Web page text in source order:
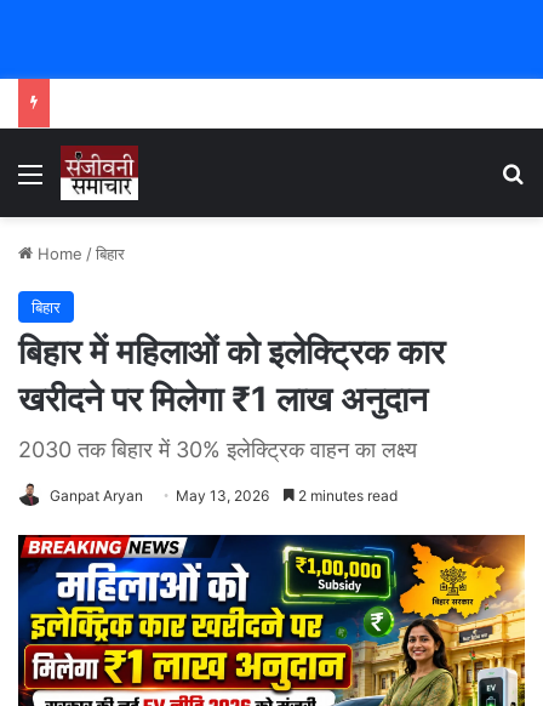
Menu
Home /बिहार
बिहार
बिहार में महिलाओं को इलेक्ट्रिक कार
खरीदने पर मिलेगा ₹1 लाख अनुदान
2030 तक बिहार में 30% इलेक्ट्रिक वाहन का लक्ष्य
Ganpat Aryan May 13, 2026 2 minutes read